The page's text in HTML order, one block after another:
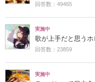
回答数：49465
実施中
歌が上手だと思う
回答数：23859
実施中